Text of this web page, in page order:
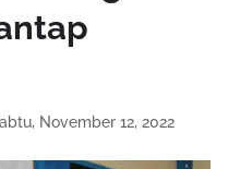
November 12, 2022